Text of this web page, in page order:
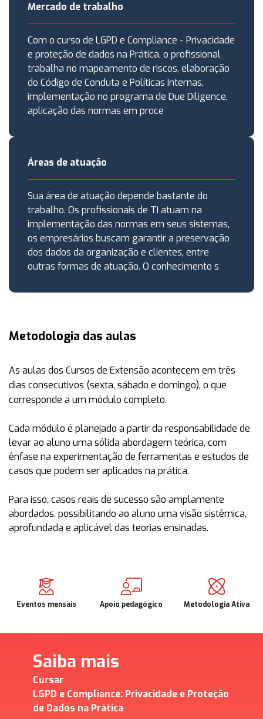
Mercado de trabalho
Com o curso de LGPD e Compliance - Privacidade
e proteção de dados na Prática, o profissional
trabalha no mapeamento de riscos, elaboração
do Código de Conduta e Políticas Internas,
implementação no programa de Due Diligence,
aplicação das normas em proce
Áreas de atuação
Sua área de atuação depende bastante do
trabalho. Os profissionais de TI atuam na
implementação das normas em seus sistemas,
os empresários buscam garantir a preservação
dos dados da organização e clientes, entre
outras formas de atuação. O conhecimento s
Metodologia das aulas
As aulas dos Cursos de Extensão acontecem em três
dias consecutivos (sexta, sábado e domingo), o que
corresponde a um módulo completo.
Cada módulo é planejado a partir da responsabilidade de
levar ao aluno uma sólida abordagem teórica, com
ênfase na experimentação de ferramentas e estudos de
casos que podem ser aplicados na prática.
Para isso, casos reais de sucesso são amplamente
abordados, possibilitando ao aluno uma visão sistêmica,
aprofundada e aplicável das teorias ensinadas.
Eventos mensais Apoio pedagógico Metodologia Ativa
Saiba mais
Cursar
LGPD e Compliance: Privacidade e Proteção
de Dados na Prática